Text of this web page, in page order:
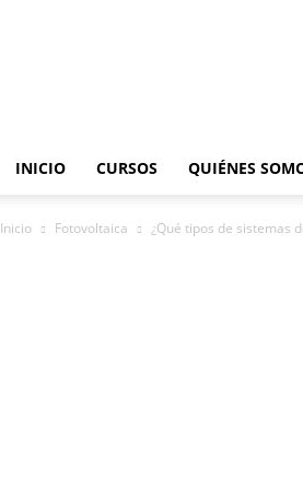
INICIO CURSOS QUIÉNES
Inicio Fotovoltaica ¿Qué tipos de sistemas